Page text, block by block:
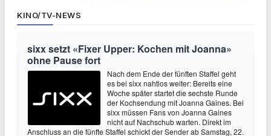
KINO/TV-NEWS
sixx setzt «Fixer Upper: Kochen mit Joanna»
ohne Pause fort
Nach dem Ende der fünften Staffel geht
es bei sixx nahtlos weiter: Bereits eine
Woche später startet die sechste Runde
der Kochsendung mit Joanna Gaines. Bei
sixx müssen Fans von Joanna Gaines
nicht auf Nachschub warten. Direkt im
Anschluss an die fünfte Staffel schickt der Sender ab Samstag, 22.